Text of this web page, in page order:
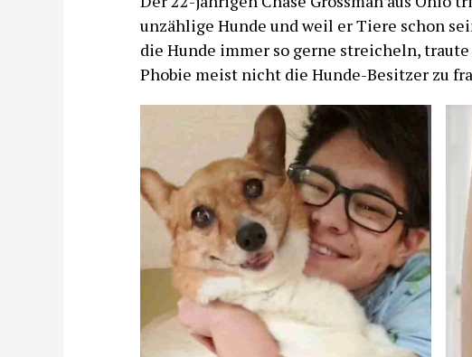
unzählige Hunde und weil er Tiere schon
die Hunde immer so gerne streicheln,
Phobie meist nicht die Hunde-Besitzer zu